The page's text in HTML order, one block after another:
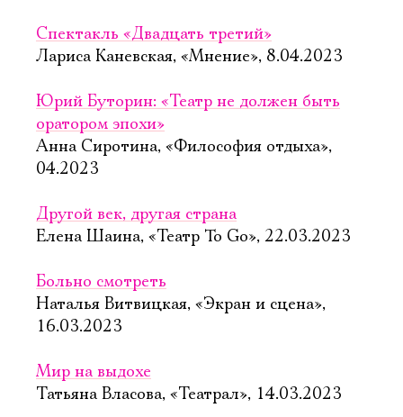
Спектакль «Двадцать третий»
Лариса Каневская, «Мнение», 8.04.2023
Юрий Буторин: «Театр не должен быть
оратором эпохи»
Анна Сиротина, «Философия отдыха»,
04.2023
Другой век, другая страна
Елена Шаина, «Театр To Go», 22.03.2023
Больно смотреть
Наталья Витвицкая, «Экран и сцена»,
16.03.2023
Мир на выдохе
Татьяна Власова, «Театрал», 14.03.2023